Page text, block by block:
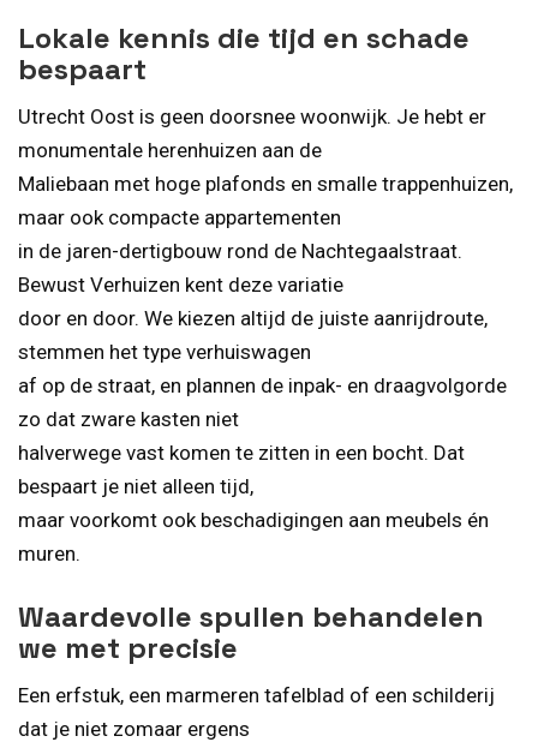
Lokale kennis die tijd en schade
bespaart
Utrecht Oost is geen doorsnee woonwijk. Je hebt er
monumentale herenhuizen aan de
Maliebaan met hoge plafonds en smalle trappenhuizen,
maar ook compacte appartementen
in de jaren-dertigbouw rond de Nachtegaalstraat.
Bewust Verhuizen kent deze variatie
door en door. We kiezen altijd de juiste aanrijdroute,
stemmen het type verhuiswagen
af op de straat, en plannen de inpak- en draagvolgorde
zo dat zware kasten niet
halverwege vast komen te zitten in een bocht. Dat
bespaart je niet alleen tijd,
maar voorkomt ook beschadigingen aan meubels én
muren.
Waardevolle spullen behandelen
we met precisie
Een erfstuk, een marmeren tafelblad of een schilderij
dat je niet zomaar ergens